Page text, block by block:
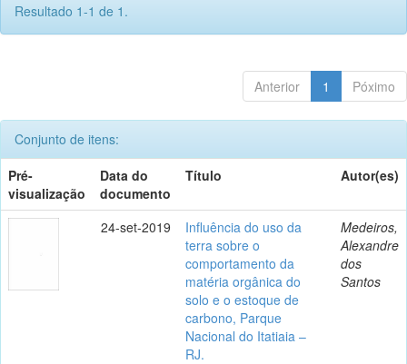
Resultado 1-1 de 1.
Anterior 1 Póximo
Conjunto de itens:
Pré-
visualização
Data do
documento
Título Autor(es)
24-set-2019
Influência do uso da
terra sobre o
comportamento da
matéria orgânica do
solo e o estoque de
carbono, Parque
Nacional do Itatiaia –
RJ.
Medeiros,
Alexandre
dos
Santos